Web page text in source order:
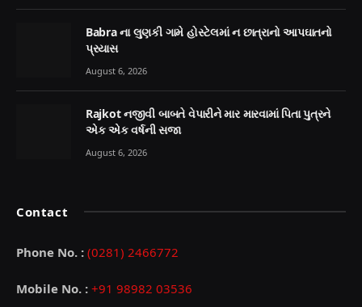
Babra ના લુણકી ગામે હોસ્ટેલમાં ન છાત્રાનો આપઘાતનો
પ્રયાસ
August 6, 2026
Rajkot નજીવી બાબતે વેપારીને માર મારવામાં પિતા પુત્રને
એક એક વર્ષની સજા
August 6, 2026
Contact
Phone No. : (0281) 2466772
Mobile No. : +91 98982 03536